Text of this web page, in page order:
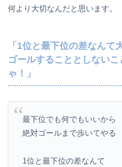
何より大切なんだと思います。
「1位と最下位の差なんて
ゴールすることとしないこ
ゃ！」
最下位でも何でもいいから
絶対ゴールまで歩いてやる
1位と最下位の差なんて